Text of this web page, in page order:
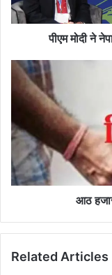
से
मुलाकात
पीएम मोदी ने
आठ
हजार
रुपये
लेते
ASI
गिरफ्तार
आठ
Related Articles